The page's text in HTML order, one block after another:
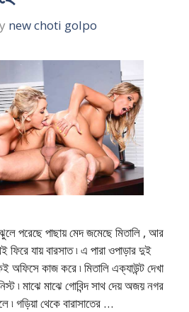
new choti golpo
পাছায় মেদ জমেছে মিতালি , আর
যায় বারসাত ৷ এ পারা ওপাড়ার দুই
কাজ করে ৷ মিতালি এক্যাউন্ট দেখা
৷ মাঝে মাঝে গোবিন্দ সাথ দেয় অজয় নগর
৷ গড়িয়া থেকে বারাসাতের …